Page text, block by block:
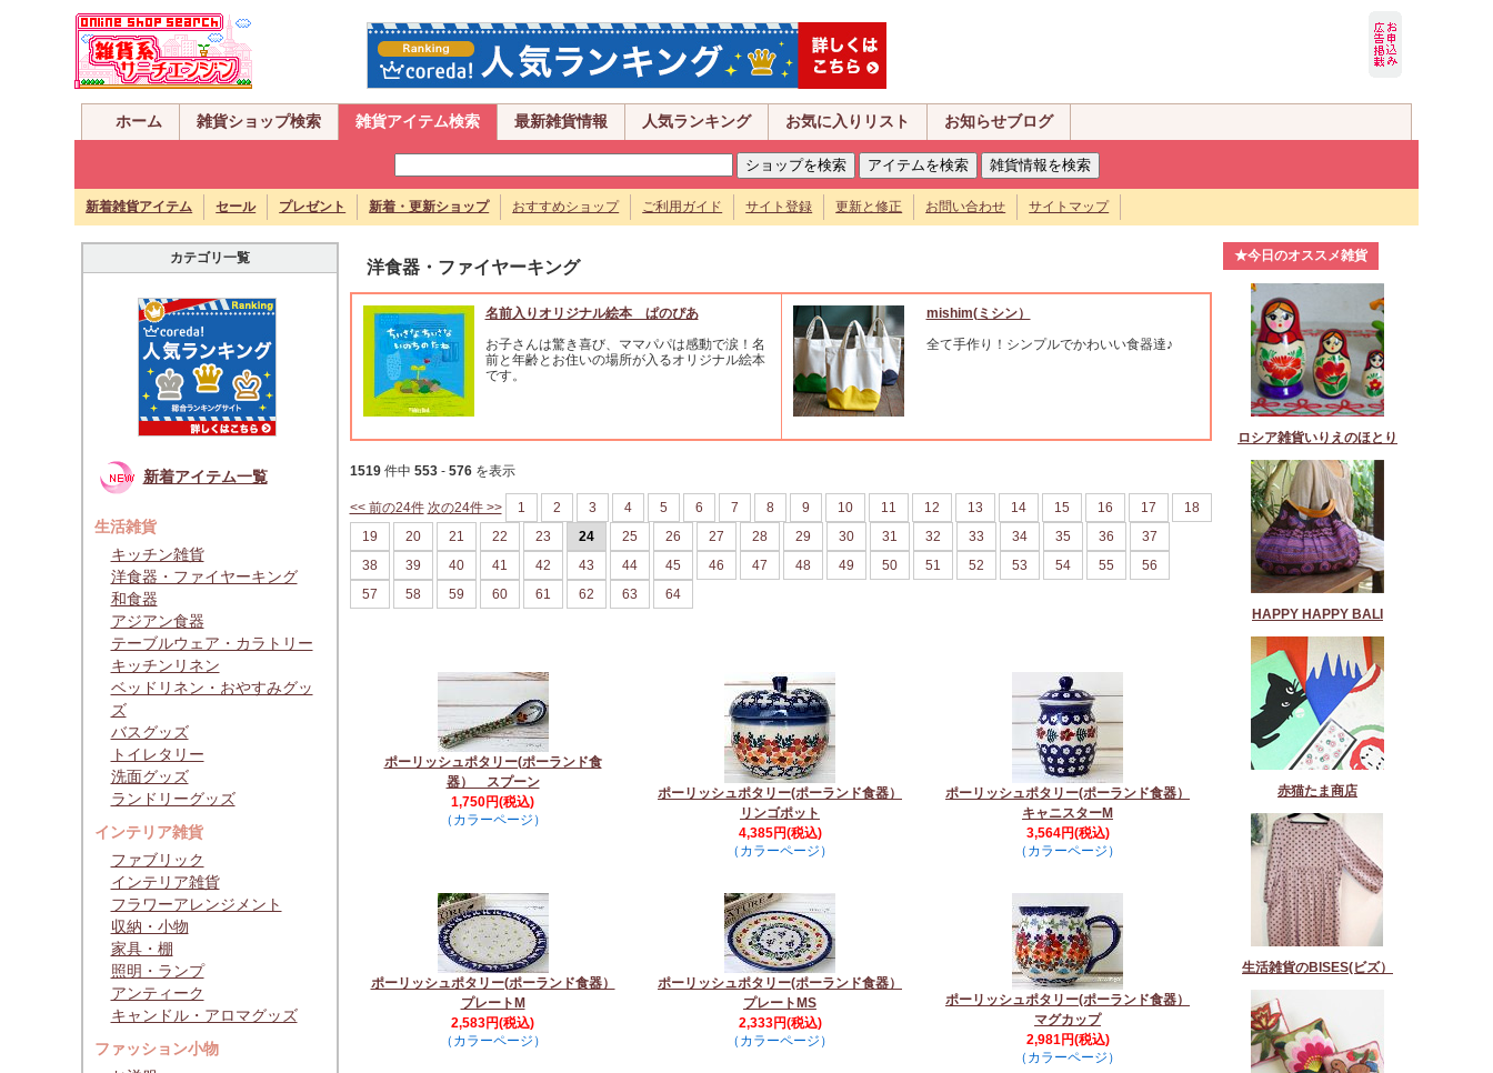
ホーム 雑貨ショップ検索 雑貨アイテム検索 最新雑貨情報 人気ランキング お気に入りリスト お知らせブログ
新着雑貨アイテム セール プレゼント 新着・更新ショップ おすすめショップ ご利用ガイド サイト登録 更新と修正 お問い合わせ サイトマップ
カテゴリ一覧
新着アイテム一覧
生活雑貨
キッチン雑貨
洋食器・ファイヤーキング
和食器
アジアン食器
テーブルウェア・カラトリー
キッチンリネン
ベッドリネン・おやすみグッ
ズ
バスグッズ
トイレタリー
洗面グッズ
ランドリーグッズ
インテリア雑貨
ファブリック
インテリア雑貨
フラワーアレンジメント
収納・小物
家具・棚
照明・ランプ
アンティーク
キャンドル・アロマグッズ
ファッション小物
洋食器・ファイヤーキング
名前入りオリジナル絵本 ぱのぴあ
お子さんは驚き喜び、ママパパは感動で涙！名
前と年齢とお住いの場所が入るオリジナル絵本
です。
mishim(ミシン）
全て手作り！シンプルでかわいい食器達♪
1519件中 553- 576を表示
<< 前の24件 次の24件 >> 1 2 3 4 5 6 7 8 9 10 11 12 13 14 15 16 17
18
19
20 21 22 23 24 25 26 27 28 29 30 31 32 33 34 35 36
37
38
39 40 41 42 43 44 45 46 47 48 49 50 51 52 53 54 55
56
57
58 59 60 61 62 63 64
ポーリッシュポタリー(ポーランド食
器） スプーン
1,750円(税込)
（カラーページ）
ポーリッシュポタリー(ポーランド食器）
リンゴポット
4,385円(税込)
（カラーページ）
ポーリッシュポタリー(ポーランド食器）
キャニスターM
3,564円(税込)
（カラーページ）
ポーリッシュポタリー(ポーランド食器）
プレートM
2,583円(税込)
（カラーページ）
ポーリッシュポタリー(ポーランド食器）
プレートMS
2,333円(税込)
（カラーページ）
ポーリッシュポタリー(ポーランド食器）
マグカップ
2,981円(税込)
（カラーページ）
★今日のオススメ雑貨
ロシア雑貨いりえのほとり
HAPPY HAPPY BALI
赤猫たま商店
生活雑貨のBISES(ビズ）